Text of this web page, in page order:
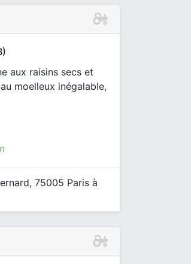
aux raisins secs et
moelleux inégalable,
75005 Paris à